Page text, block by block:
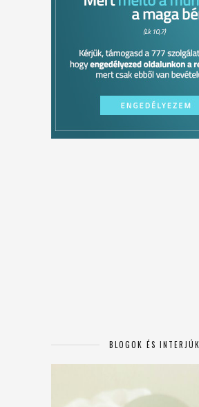
BLOGOK ÉS INTERJÚK